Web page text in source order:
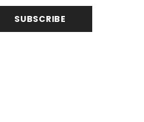
SUBSCRIBE